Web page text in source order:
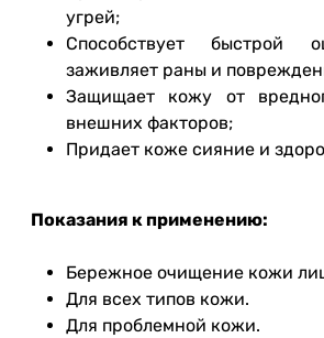
угрей;
Способствует быстрой
заживляет раны и
Защищает кожу от
внешних факторов;
Придает коже сияние и
Показания к применению:
Бережное очищение кожи
Для всех типов кожи.
Для проблемной кожи.